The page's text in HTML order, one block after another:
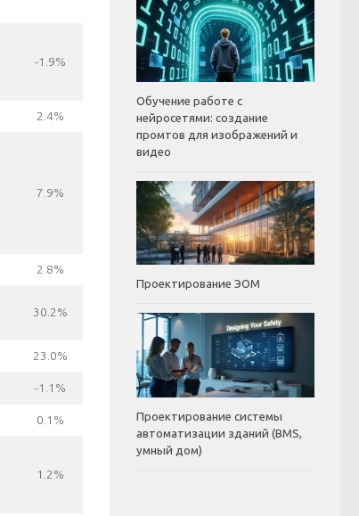
-1.9%
2.4%
7.9%
2.8%
30.2%
23.0%
-1.1%
0.1%
1.2%
Обучение работе с
нейросетями: создание
промтов для изображений и
видео
Проектирование ЭОМ
Проектирование системы
автоматизации зданий (BMS,
умный дом)